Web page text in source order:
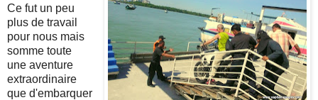
Ce fut un peu
plus de travail
pour nous mais
somme toute
une aventure
extraordinaire
que d'embarquer